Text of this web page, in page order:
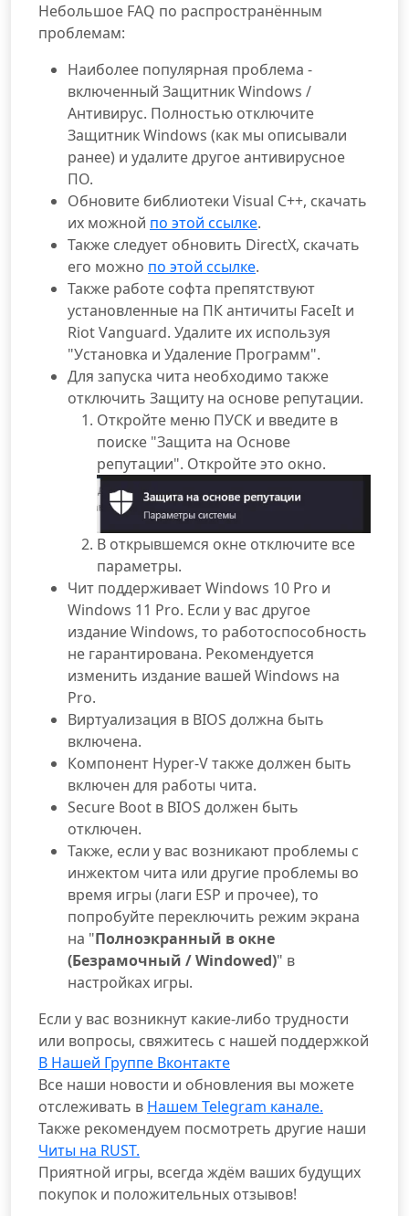
Небольшое FAQ по распространённым
проблемам:
Наиболее популярная проблема -
включенный Защитник Windows /
Антивирус. Полностью отключите
Защитник Windows (как мы описывали
ранее) и удалите другое антивирусное
ПО.
Обновите библиотеки Visual C++, скачать
их можной по этой ссылке.
Также следует обновить DirectX, скачать
его можно по этой ссылке.
Также работе софта препятствуют
установленные на ПК античиты FaceIt и
Riot Vanguard. Удалите их используя
"Установка и Удаление Программ".
Для запуска чита необходимо также
отключить Защиту на основе репутации.
Откройте меню ПУСК и введите в
поиске "Защита на Основе
репутации". Откройте это окно.
В открывшемся окне отключите все
параметры.
Чит поддерживает Windows 10 Pro и
Windows 11 Pro. Если у вас другое
издание Windows, то работоспособность
не гарантирована. Рекомендуется
изменить издание вашей Windows на
Pro.
Виртуализация в BIOS должна быть
включена.
Компонент Hyper-V также должен быть
включен для работы чита.
Secure Boot в BIOS должен быть
отключен.
Также, если у вас возникают проблемы с
инжектом чита или другие проблемы во
время игры (лаги ESP и прочее), то
попробуйте переключить режим экрана
на "Полноэкранный в окне
(Безрамочный / Windowed)" в
настройках игры.
Если у вас возникнут какие-либо трудности
или вопросы, свяжитесь с нашей поддержкой
В Нашей Группе Вконтакте
Все наши новости и обновления вы можете
отслеживать в Нашем Telegram канале.
Также рекомендуем посмотреть другие наши
Читы на RUST.
Приятной игры, всегда ждём ваших будущих
покупок и положительных отзывов!